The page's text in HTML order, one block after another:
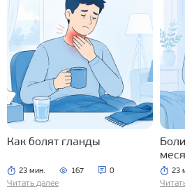
Как болят гланды
23 мин. 167 0
Читать далее
23